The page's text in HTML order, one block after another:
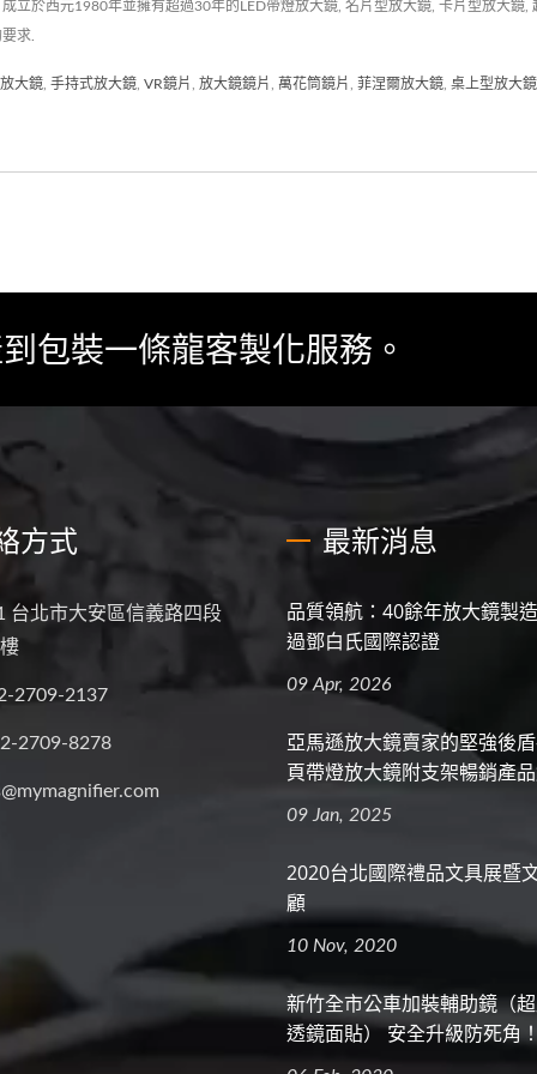
立於西元1980年並擁有超過30年的LED帶燈放大鏡, 名片型放大鏡, 卡片型放大鏡
求.
大鏡 手持式放大鏡 VR鏡片 放大鏡鏡片 萬花筒鏡片 菲涅爾放大鏡 桌上型放大鏡
包裝一條龍客製化服務。
方式
台北市大安區信義路四段
2709-2137
2709-8278
最新消息
品質領航：40餘年放大鏡製
過鄧白氏國際認證
09 Apr, 2026
亞馬遜放大鏡賣家的堅強後
頁帶燈放大鏡附支架暢銷產
09 Jan, 2025
2020台北國際禮品文具展暨
顧
10 Nov, 2020
新竹全市公車加裝輔助鏡（
透鏡面貼） 安全升級防死角